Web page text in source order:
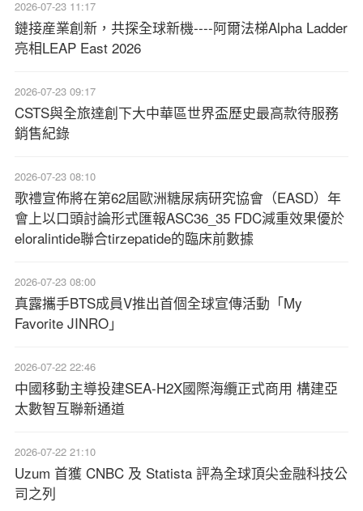
2026-07-23 11:17
鏈接産業創新，共探全球新機----阿爾法梯Alpha Ladder
亮相LEAP East 2026
2026-07-23 09:17
CSTS與全旅達創下大中華區世界盃歷史最高款待服務
銷售紀錄
2026-07-23 08:10
歌禮宣佈將在第62屆歐洲糖尿病研究協會（EASD）年
會上以口頭討論形式匯報ASC36_35 FDC減重效果優於
eloralintide聯合tirzepatide的臨床前數據
2026-07-23 08:00
真露攜手BTS成員V推出首個全球宣傳活動「My
Favorite JINRO」
2026-07-22 22:46
中國移動主導投建SEA-H2X國際海纜正式商用 構建亞
太數智互聯新通道
2026-07-22 21:10
Uzum 首獲 CNBC 及 Statista 評為全球頂尖金融科技公
司之列